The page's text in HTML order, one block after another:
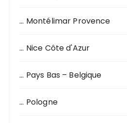
… Montélimar Provence
… Nice Côte d'Azur
… Pays Bas – Belgique
… Pologne